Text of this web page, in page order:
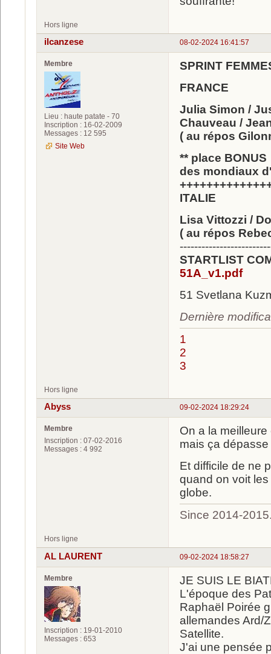
Hors ligne
08-02-2024 16:41:57
ilcanzese
Membre
Lieu : haute patate - 70
Inscription : 16-02-2009
Messages : 12 595
Site Web
SPRINT
FRANCE
Julia Simon /
Chauveau /
( au répos
** place
des mondiaux
ITALIE
Lisa Vittozzi /
( au répos
STARTLIST
51A_v1.pdf
51 Svetlana
Dernière
1
2
3
Hors ligne
09-02-2024 18:29:24
Abyss
Membre
Inscription : 07-02-2016
Messages : 4 992
On a la
mais ça
Et difficile de ne
quand on voit
globe.
Since 2014-
Hors ligne
09-02-2024 18:58:27
AL LAURENT
Membre
Inscription : 19-01-2010
Messages : 653
JE SUIS LE
L'époque des
Raphaël Poirée
allemandes Ard/
Satellite.
J'ai une pensée